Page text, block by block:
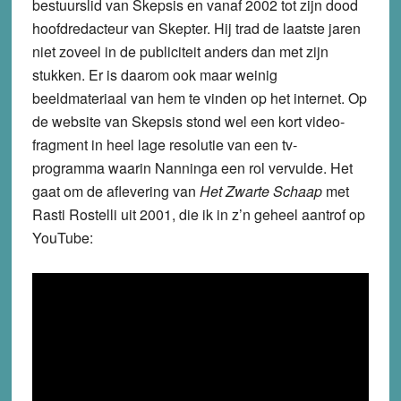
bestuurslid van Skepsis en vanaf 2002 tot zijn dood
hoofdredacteur van Skepter. Hij trad de laatste jaren
niet zoveel in de publiciteit anders dan met zijn
stukken. Er is daarom ook maar weinig
beeldmateriaal van hem te vinden op het internet. Op
de website van Skepsis stond wel een kort video-
fragment in heel lage resolutie van een tv-
programma waarin Nanninga een rol vervulde. Het
gaat om de aflevering van Het Zwarte Schaapmet
Rasti Rostelli uit 2001, die ik in z’n geheel aantrof op
YouTube: